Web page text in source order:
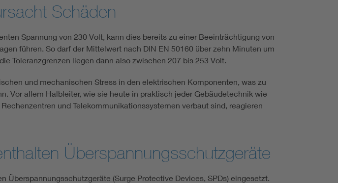
Schäden
Spannung von 230 Volt, kann dies bereits zu einer Beeinträchtigung von
führen. So darf der Mittelwert nach DIN EN 50160 über zehn Minuten um
Toleranzgrenzen liegen dann also zwischen 207 bis 253 Volt.
und mechanischen Stress in den elektrischen Komponenten, was zu
Vor allem Halbleiter, wie sie heute in praktisch jeder Gebäudetechnik wie
und Telekommunikationssystemen verbaut sind, reagieren
Überspannungsschutzgeräte
(Surge Protective Devices, SPDs) eingesetzt.